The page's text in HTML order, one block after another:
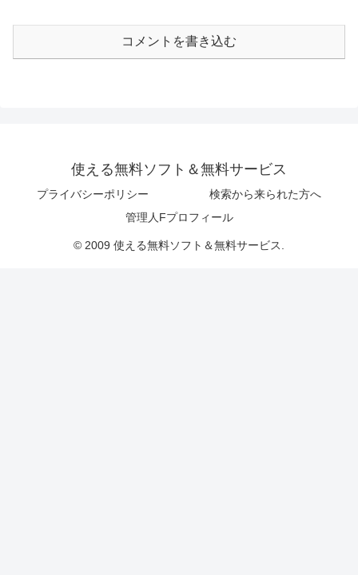
コメントを書き込む
使える無料ソフト＆無料サービス
プライバシーポリシー
検索から来られた方へ
管理人Fプロフィール
© 2009 使える無料ソフト＆無料サービス.